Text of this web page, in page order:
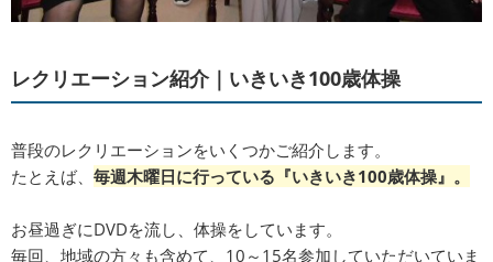
レクリエーション紹介｜いきいき100歳体操
普段のレクリエーションをいくつかご紹介します。
たとえば、 毎週木曜日に行っている『いきいき100歳体操』。
お昼過ぎにDVDを流し、体操をしています。
毎回、地域の方々も含めて、10～15名参加していただいていま